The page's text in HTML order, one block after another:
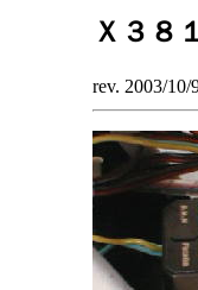
Ｘ３８
rev. 2003/